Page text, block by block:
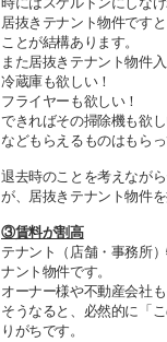
居抜きテナント物件です
ことが結構あります。
また居抜きテナント物件
冷蔵庫も欲しい！
フライヤーも欲しい！
できればその掃除機も欲し
などもらえるものはもら
退去時のことを考えなが
が、居抜きテナント物件
③賃料が割高
テナント（店舗・事務所
ナント物件です。
オーナー様や不動産会社
そうなると、必然的に「
りがちです。